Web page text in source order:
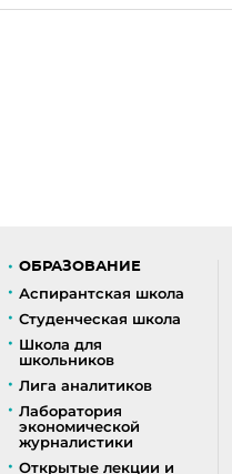
ОБРАЗОВАНИЕ
Аспирантская школа
Студенческая школа
Школа для
школьников
Лига аналитиков
Лаборатория
экономической
журналистики
Открытые лекции и